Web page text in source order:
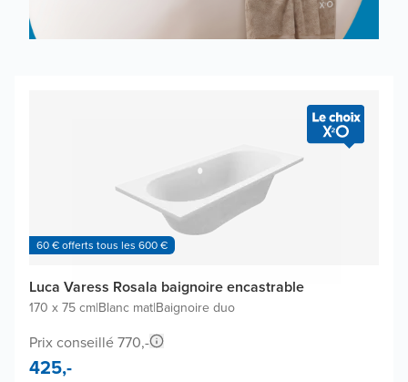
60 € offerts tous les 600 €
Luca Varess Rosala baignoire encastrable
170 x 75 cm|Blanc mat|Baignoire duo
Prix conseillé 770,-
425,-